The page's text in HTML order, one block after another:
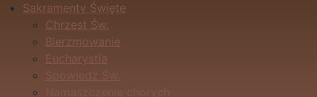
Sakramenty Święte
Chrzest Św.
Bierzmowanie
Eucharystia